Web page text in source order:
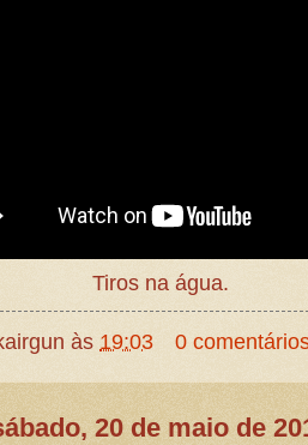
Tiros na água.
às 19:03 0
20 de maio de